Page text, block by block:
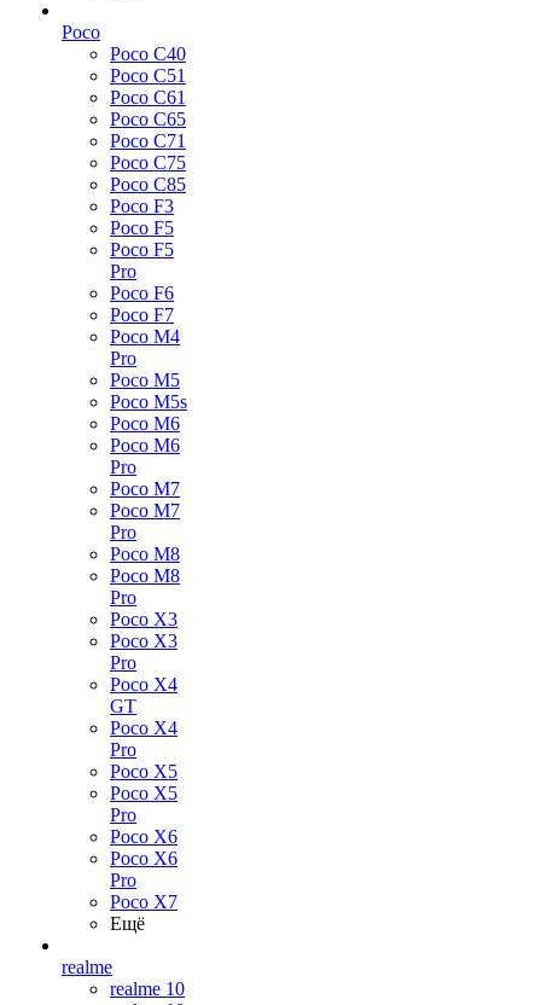
Poco
Poco C40
Poco C51
Poco C61
Poco C65
Poco C71
Poco C75
Poco C85
Poco F3
Poco F5
Poco F5
Pro
Poco F6
Poco F7
Poco M4
Pro
Poco M5
Poco M5s
Poco M6
Poco M6
Pro
Poco M7
Poco M7
Pro
Poco M8
Poco M8
Pro
Poco X3
Poco X3
Pro
Poco X4
GT
Poco X4
Pro
Poco X5
Poco X5
Pro
Poco X6
Poco X6
Pro
Poco X7
Ещё
realme
realme 10